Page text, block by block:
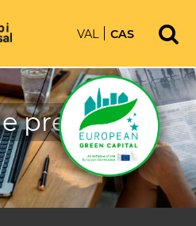
VAL CAS
prensa